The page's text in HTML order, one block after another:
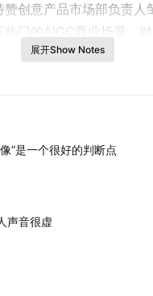
创意产品市场部负责人
门的AIGC商业场景，
权保护》白皮书，关注
？
展开Show Notes
”是一个很好的判断点
声音很虚